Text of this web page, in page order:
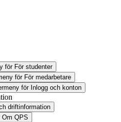
för För studenter
för För medarbetare
för Inlogg och konton
driftinformation
Om QPS